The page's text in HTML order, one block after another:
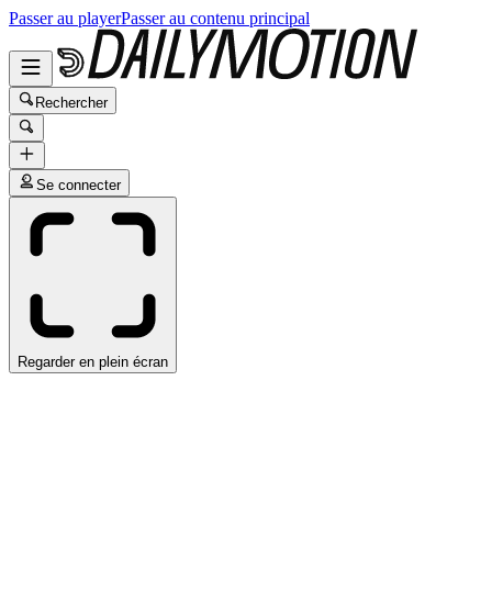
Passer au playerPasser au contenu principal
Rechercher
Se connecter
Regarder en plein écran